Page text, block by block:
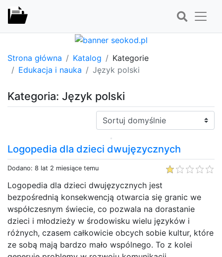
Strona główna Katalog
Kategorie
Edukacja i nauka
Język polski
Kategoria: Język polski
Sortuj:
Logopedia dla dzieci dwujęzycznych
Dodano: 8 lat 2 miesiące temu
Logopedia dla dzieci dwujęzycznych jest
bezpośrednią konsekwencją otwarcia się granic we
współczesnym świecie, co pozwala na dorastanie
dzieci i młodzieży w środowisku wielu języków i
różnych, czasem całkowicie obcych sobie kultur, które
ze sobą mają bardzo mało wspólnego. To z kolei